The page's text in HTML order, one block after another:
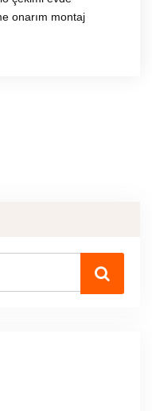
onarım montaj